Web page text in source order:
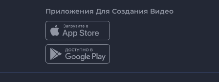
Приложения Для Создания Видео